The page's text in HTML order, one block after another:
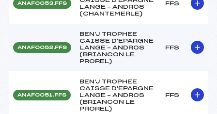
ANAF0053.FFS
LANGE – ANDROS
(CHANTEMERLE)
FFS
ANAF0052.FFS
BEN'J TROPHEE
CAISSE D'EPARGNE
LANGE – ANDROS
(BRIANCON LE
PROREL)
FFS
ANAF0051.FFS
BEN'J TROPHEE
CAISSE D'EPARGNE
LANGE – ANDROS
(BRIANCON LE
PROREL)
FFS